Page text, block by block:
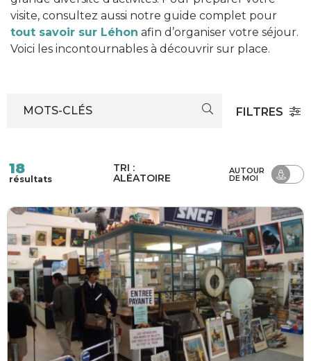
visite, consultez aussi notre guide complet pour
tout savoir sur Léhon afin d’organiser votre séjour.
Voici les incontournables à découvrir sur place.
MOTS-CLÉS FILTRES
18
résultats
TRI :
ALÉATOIRE
AUTOUR
DE MOI